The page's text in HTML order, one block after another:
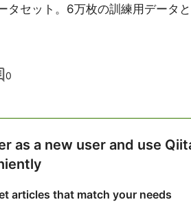
タセット。6万枚の訓練用データ
0
as a new user and use
articles that match your needs